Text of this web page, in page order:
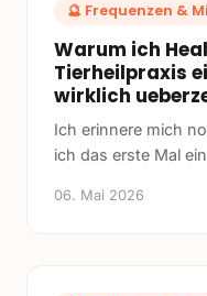
🔮 Frequenzen &
Warum ich
Tierheilpraxis
wirklich
Ich erinnere mich
ich das erste Mal
06. Mai 2026